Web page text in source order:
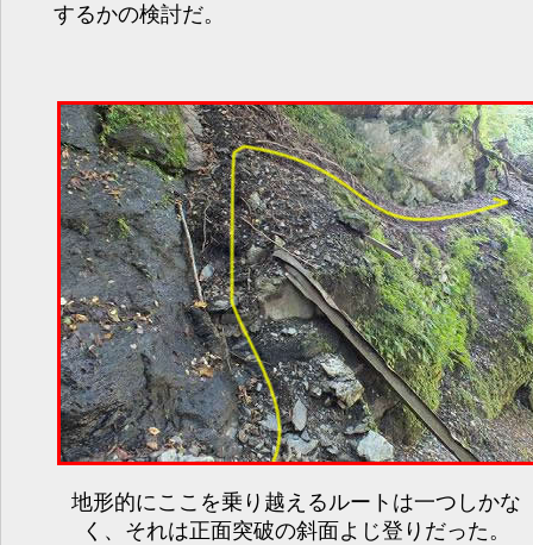
するかの検討だ。
地形的にここを乗り越えるルートは一つしかな
く、それは正面突破の斜面よじ登りだった。